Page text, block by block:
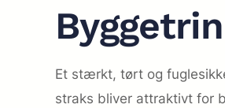
Et stærkt, tørt og
straks bliver attraktivt for